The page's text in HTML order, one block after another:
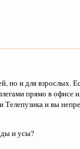
но и для взрослых.
прямо в офисе
Телепузика и вы
и усы?